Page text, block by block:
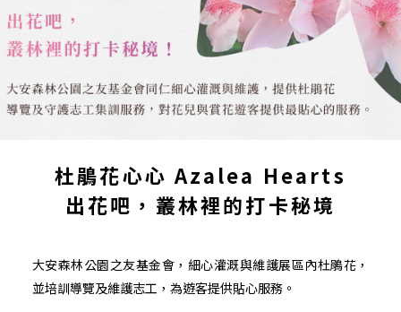
杜鵑花心心 Azalea Hearts
出花吧，叢林裡的打卡秘境
大安森林公園之友基金會，細心灌溉與維護展區內杜鵑花，
並培訓導覽及維護志工，為遊客提供貼心服務。